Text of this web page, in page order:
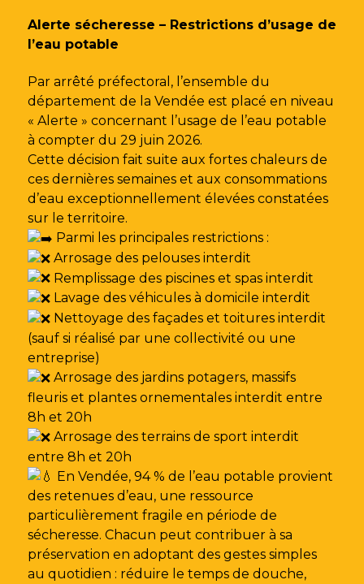
Alerte sécheresse – Restrictions d’usage de
l’eau potable
Par arrêté préfectoral, l’ensemble du
département de la Vendée est placé en niveau
« Alerte » concernant l’usage de l’eau potable
à compter du 29 juin 2026.
Cette décision fait suite aux fortes chaleurs de
ces dernières semaines et aux consommations
d’eau exceptionnellement élevées constatées
sur le territoire.
Parmi les principales restrictions :
Arrosage des pelouses interdit
Remplissage des piscines et spas interdit
Lavage des véhicules à domicile interdit
Nettoyage des façades et toitures interdit
(sauf si réalisé par une collectivité ou une
entreprise)
Arrosage des jardins potagers, massifs
fleuris et plantes ornementales interdit entre
8h et 20h
Arrosage des terrains de sport interdit
entre 8h et 20h
En Vendée, 94 % de l’eau potable provient
des retenues d’eau, une ressource
particulièrement fragile en période de
sécheresse. Chacun peut contribuer à sa
préservation en adoptant des gestes simples
au quotidien : réduire le temps de douche,